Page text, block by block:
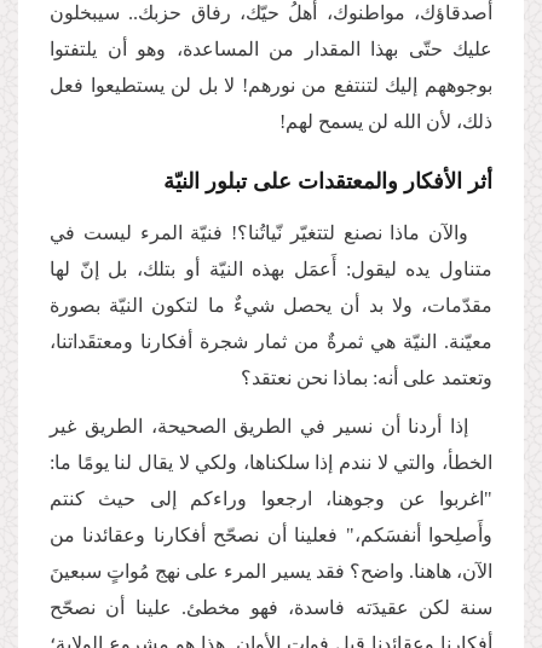
أصدقاؤك، مواطنوك، أهلُ حيّك، رفاق حزبك.. سيبخلون
عليك حتّى بهذا المقدار من المساعدة، وهو أن يلتفتوا
بوجوههم إليك لتنتفع من نورهم! لا بل لن يستطيعوا فعل
ذلك، لأن الله لن يسمح لهم!
أثر الأفكار والمعتقدات على تبلور النيّة
والآن ماذا نصنع لتتغيّر نّياتُنا؟! فنيّة المرء ليست في
متناول يده ليقول: أَعمَل بهذه النيّة أو بتلك، بل إنّ لها
مقدّمات، ولا بد أن يحصل شيءٌ ما لتكون النيّة بصورة
معيّنة. النيّة هي ثمرةٌ من ثمار شجرة أفكارنا ومعتقَداتنا،
وتعتمد على أنه: بماذا نحن نعتقد؟
إذا أردنا أن نسير في الطريق الصحيحة، الطريق غير
الخطأ، والتي لا نندم إذا سلكناها، ولكي لا يقال لنا يومًا ما:
"اغربوا عن وجوهنا، ارجعوا وراءكم إلى حيث كنتم
وأَصلِحوا أنفسَكم،" فعلينا أن نصحّح أفكارنا وعقائدنا من
الآن، هاهنا. واضح؟ فقد يسير المرء على نهج مُواتٍ سبعينَ
سنة لكن عقيدَته فاسدة، فهو مخطئ. علينا أن نصحّح
أفكارنا وعقائدنا قبل فوات الأوان. هذا هو مشروع الولاية؛